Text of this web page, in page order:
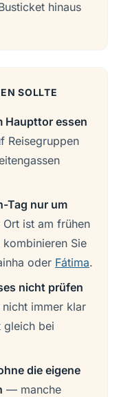
hinaus
SOLLTE
Haupttor essen
Reisegruppen
Tag nur um
ist am frühen
kombinieren Sie
oder Fátima.
nicht prüfen
immer klar
gleich bei
die eigene
— manche